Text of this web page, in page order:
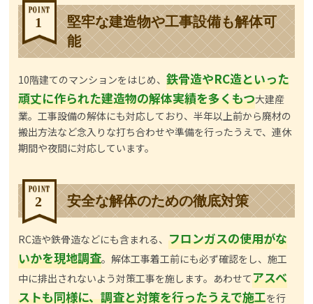
1
堅牢な建造物や工事設備も解体可
能
10階建てのマンションをはじめ、鉄骨造やRC造といった
頑丈に作られた建造物の解体実績を多くもつ大建産
業。工事設備の解体にも対応しており、半年以上前から廃材の
搬出方法など念入りな打ち合わせや準備を行ったうえで、連休
期間や夜間に対応しています。
2 安全な解体のための徹底対策
RC造や鉄骨造などにも含まれる、フロンガスの使用がな
いかを現地調査。解体工事着工前にも必ず確認をし、施工
中に排出されないよう対策工事を施します。あわせてアスベ
ストも同様に、調査と対策を行ったうえで施工を行